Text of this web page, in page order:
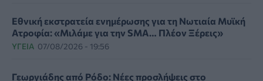
Εθνική εκστρατεία ενημέρωσης για τη Νωτιαία Μυϊκή
Ατροφία: «Μιλάμε για την SMA… Πλέον Ξέρεις»
ΥΓΕΊΑ 07/08/2026 - 19:56
Γεωργιάδης από Ρόδο: Νέες προσλήψεις στο